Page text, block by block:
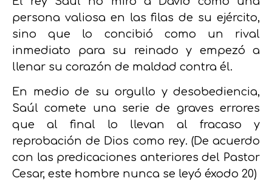
persona valiosa en las filas de su ejército,
sino que lo concibió como un rival
inmediato para su reinado y empezó a
llenar su corazón de maldad contra él.
En medio de su orgullo y desobediencia,
Saúl comete una serie de graves errores
que al final lo llevan al fracaso y
reprobación de Dios como rey. (De acuerdo
con las predicaciones anteriores del Pastor
Cesar, este hombre nunca se leyó éxodo 20)